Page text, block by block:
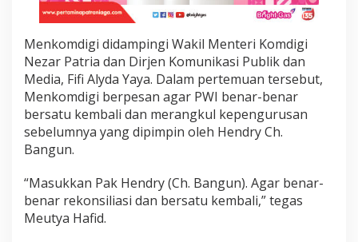
s
i
o
n
a
Menkomdigi didampingi Wakil Menteri Komdigi
Nezar Patria dan Dirjen Komunikasi Publik dan
Media, Fifi Alyda Yaya. Dalam pertemuan tersebut,
Menkomdigi berpesan agar PWI benar-benar
bersatu kembali dan merangkul kepengurusan
sebelumnya yang dipimpin oleh Hendry Ch.
Bangun.
“Masukkan Pak Hendry (Ch. Bangun). Agar benar-
benar rekonsiliasi dan bersatu kembali,” tegas
Meutya Hafid.